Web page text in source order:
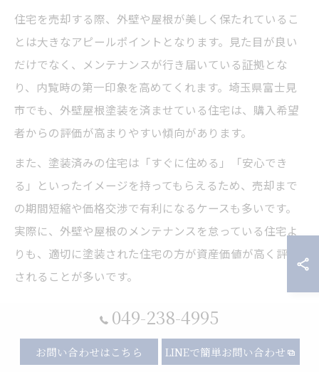
住宅を売却する際、外壁や屋根が美しく保たれているこ
とは大きなアピールポイントとなります。見た目が良い
だけでなく、メンテナンスが行き届いている証拠とな
り、内覧時の第一印象を高めてくれます。埼玉県富士見
市でも、外壁屋根塗装を済ませている住宅は、購入希望
者からの評価が高まりやすい傾向があります。
また、塗装済みの住宅は「すぐに住める」「安心でき
る」といったイメージを持ってもらえるため、売却まで
の期間短縮や価格交渉で有利になるケースも多いです。
実際に、外壁や屋根のメンテナンスを怠っている住宅よ
りも、適切に塗装された住宅の方が資産価値が高く評価
されることが多いです。
外壁屋根塗装が将来的な修繕費を抑える仕組
み
049-238-4995
お問い合わせはこちら LINEで簡単お問い合わせ